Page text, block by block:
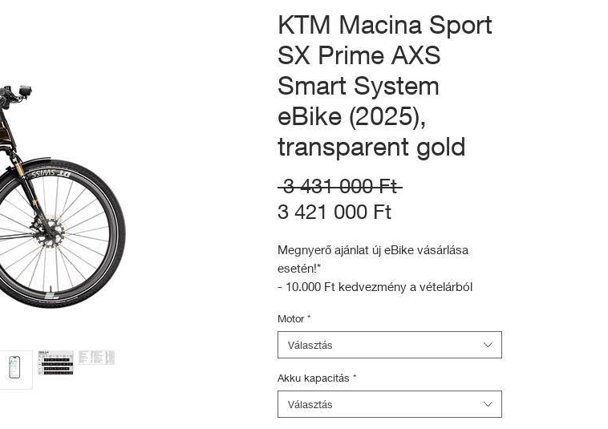
KTM Macina Sport
SX Prime AXS
Smart System
eBike (2025),
transparent gold
3 431 000 Ft Szokásos
3 421 000 FtAkciós
Megnyerő ajánlat új eBike vásárlása
esetén!*
- 10.000 Ft kedvezmény a vételárból
- Ingyenes beüzemelés (25.000Ft
értékben)
- Ajándék Bikesafe kerékpár törzskönyv
és rendőrségi adatbázis regisztráció
(5.000Ft értékben)
Motor *
Választás
Akku kapacitás *
Választás